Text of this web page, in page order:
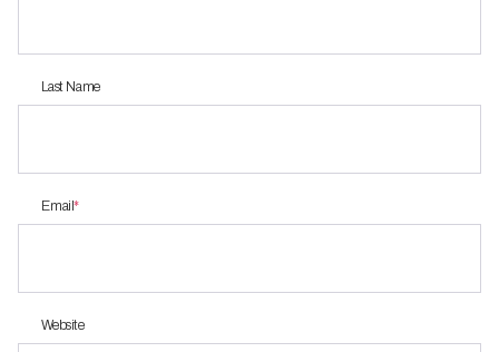
Last Name
Email*
Website